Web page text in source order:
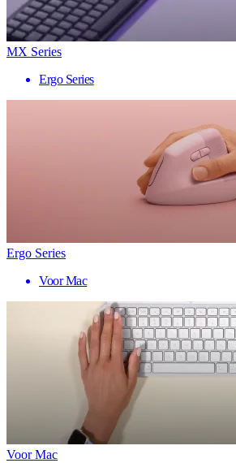
MX Series
Ergo Series
Ergo Series
Voor Mac
Voor Mac